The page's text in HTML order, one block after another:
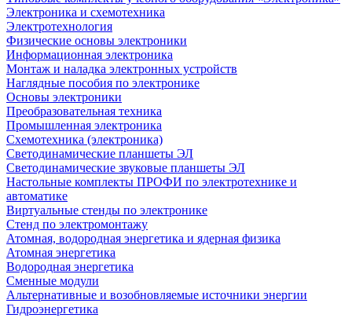
Электроника и схемотехника
Электротехнология
Физические основы электроники
Информационная электроника
Монтаж и наладка электронных устройств
Наглядные пособия по электронике
Основы электроники
Преобразовательная техника
Промышленная электроника
Схемотехника (электроника)
Светодинамические планшеты ЭЛ
Светодинамические звуковые планшеты ЭЛ
Настольные комплекты ПРОФИ по электротехнике и
автоматике
Виртуальные стенды по электронике
Стенд по электромонтажу
Атомная, водородная энергетика и ядерная физика
Атомная энергетика
Водородная энергетика
Сменные модули
Альтернативные и возобновляемые источники энергии
Гидроэнергетика